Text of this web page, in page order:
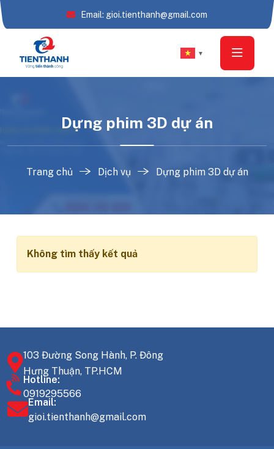
Email: gioi.tienthanh@gmail.com
▼
Dựng phim 3D dự án
Trang chủ Dịch vụ Dựng phim 3D dự án
Không tìm thấy kết quả
103 Đường Song Hành, P. Đông
Hưng Thuận, TP.HCM
Hotline:
0919295566
Email:
gioi.tienthanh@gmail.com